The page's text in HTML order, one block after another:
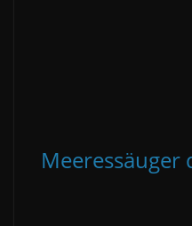
Meeressäuger